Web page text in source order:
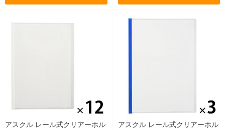
アスクル レール式クリアーホル
アスクル レール式クリアーホル